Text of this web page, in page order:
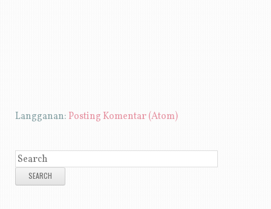
Langganan: Posting Komentar (Atom)
SEARCH